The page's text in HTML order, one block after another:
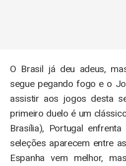
O Brasil já deu adeus,
segue pegando fogo e o
assistir aos jogos desta
primeiro duelo é um
Brasília), Portugal
seleções aparecem entre
Espanha vem melhor,